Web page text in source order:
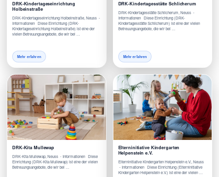
DRK-Kindertageseinrichtung
Holbeinstraße
DRK-Kindertageseinrichtung Holbeinstraße, Neuss -
Informationen Diese Einrichtung (DRK-
Kindertageseinrichtung Holbeinstraße) ist eine der
vielen Betreuungsangebote, die wir bei …
Mehr erfahren
DRK-Kindertagesstätte Schlicherum
DRK-Kindertagesstätte Schlicherum, Neuss -
Informationen Diese Einrichtung (DRK-
Kindertagesstätte Schlicherum) ist eine der vielen
Betreuungsangebote, die wir bei …
Mehr erfahren
DRK-Kita Mullewap
DRK-Kita Mullewap, Neuss - Informationen Diese
Einrichtung (DRK-Kita Mullewap) ist eine der vielen
Betreuungsangebote, die wir bei …
Elterninitiative Kindergarten
Helpenstein e.V.
Elterninitiative Kindergarten Helpenstein e.V., Neuss
- Informationen Diese Einrichtung (Elterninitiative
Kindergarten Helpenstein e.V.) ist eine der vielen …